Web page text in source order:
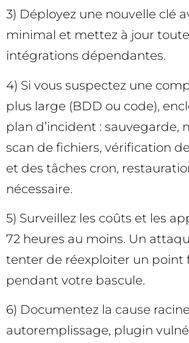
3) Déployez une nouvelle clé
minimal et mettez à jour
intégrations dépendantes.
4) Si vous suspectez une
plus large (BDD ou code),
plan d’incident : sauvegarde,
scan de fichiers, vérification
et des tâches cron,
nécessaire.
5) Surveillez les coûts et les
72 heures au moins. Un
tenter de réexploiter un point
pendant votre bascule.
6) Documentez la cause
autoremplissage, plugin